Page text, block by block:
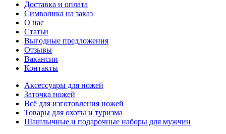
Доставка и оплата
Символика на заказ
О нас
Статьи
Выгодные предложения
Отзывы
Вакансии
Контакты
Аксессуары для ножей
Заточка ножей
Всё для изготовления ножей
Товары для охоты и туризма
Шашлычные и подарочные наборы для мужчин